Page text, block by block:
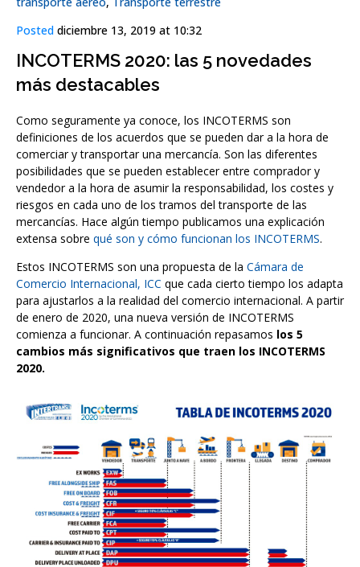
Posted diciembre 13, 2019 at 10:32
INCOTERMS 2020: las 5 novedades
más destacables
Como seguramente ya conoce, los INCOTERMS son
definiciones de los acuerdos que se pueden dar a la hora de
comerciar y transportar una mercancía. Son las diferentes
posibilidades que se pueden establecer entre comprador y
vendedor a la hora de asumir la responsabilidad, los costes y
riesgos en cada uno de los tramos del transporte de las
mercancías. Hace algún tiempo publicamos una explicación
extensa sobre qué son y cómo funcionan los INCOTERMS.
Estos INCOTERMS son una propuesta de la Cámara de
Comercio Internacional, ICC que cada cierto tiempo los adapta
para ajustarlos a la realidad del comercio internacional. A partir
de enero de 2020, una nueva versión de INCOTERMS
comienza a funcionar. A continuación repasamos los 5
cambios más significativos que traen los INCOTERMS
2020.